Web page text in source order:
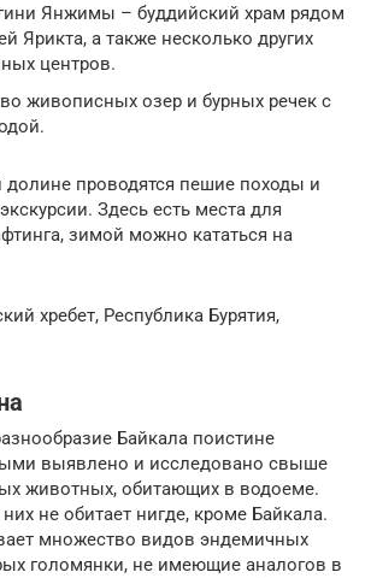
Янжимы – буддийский храм рядом
Ярикта, а также несколько других
центров.
живописных озер и бурных речек с
долине проводятся пешие походы и
Здесь есть места для
зимой можно кататься на
хребет, Республика Бурятия,
Байкала поистине
выявлено и исследовано свыше
животных, обитающих в водоеме.
не обитает нигде, кроме Байкала.
множество видов эндемичных
голомянки, не имеющие аналогов в